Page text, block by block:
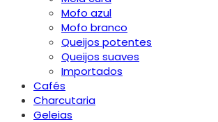
Mofo azul
Mofo branco
Queijos potentes
Queijos suaves
Importados
Cafés
Charcutaria
Geleias